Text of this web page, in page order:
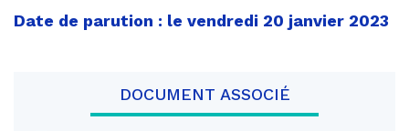
Date de parution : le vendredi 20 janvier 2023
DOCUMENT ASSOCIÉ